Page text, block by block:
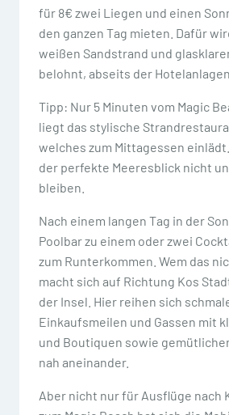
für 8€ zwei Liegen und einen
den ganzen Tag mieten. Dafür
weißen Sandstrand und
belohnt, abseits der Hotelanlagen.
Tipp: Nur 5 Minuten vom Magic
liegt das stylische
welches zum Mittagessen
der perfekte Meeresblick nicht
bleiben.
Nach einem langen Tag in der
Poolbar zu einem oder zwei
zum Runterkommen. Wem das
macht sich auf Richtung Kos
der Insel. Hier reihen sich
Einkaufsmeilen und Gassen mit
und Boutiquen sowie
nah aneinander.
Aber nicht nur für Ausflüge nach